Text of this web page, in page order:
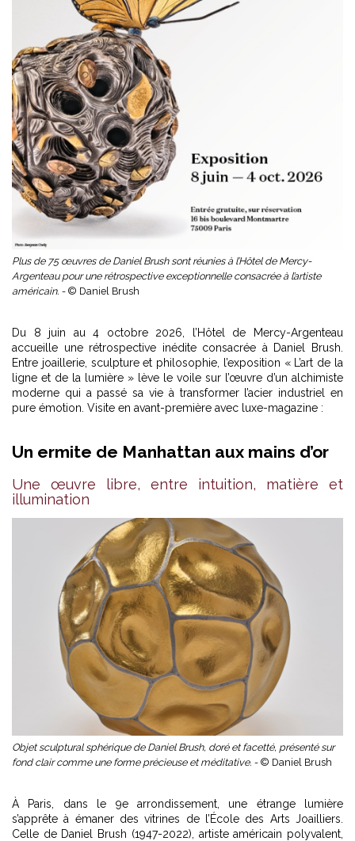
Plus de 75 œuvres de Daniel Brush sont réunies à l’Hôtel de Mercy-
Argenteau pour une rétrospective exceptionnelle consacrée à l’artiste
américain. - © Daniel Brush
Du 8 juin au 4 octobre 2026, l’Hôtel de Mercy-Argenteau
accueille une rétrospective inédite consacrée à Daniel Brush.
Entre joaillerie, sculpture et philosophie, l’exposition « L’art de la
ligne et de la lumière » lève le voile sur l’œuvre d’un alchimiste
moderne qui a passé sa vie à transformer l’acier industriel en
pure émotion. Visite en avant-première avec luxe-magazine :
Un ermite de Manhattan aux mains d’or
Une œuvre libre, entre intuition, matière et
illumination
Objet sculptural sphérique de Daniel Brush, doré et facetté, présenté sur
fond clair comme une forme précieuse et méditative. - © Daniel Brush
À Paris, dans le 9e arrondissement, une étrange lumière
s’apprête à émaner des vitrines de l’École des Arts Joailliers.
Celle de Daniel Brush (1947-2022), artiste américain polyvalent,